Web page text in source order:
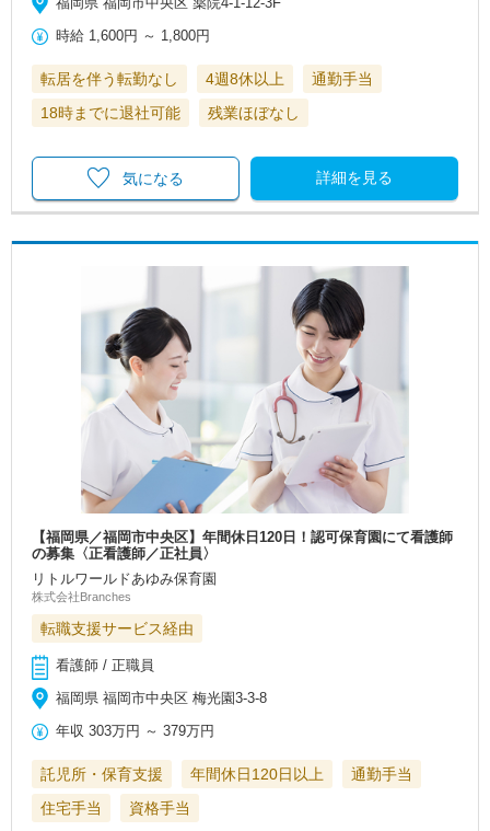
時給 1,600円 ～ 1,800円
転居を伴う転勤なし 4週8休以上
通勤手当
18時までに退社可能
残業ほぼなし
詳細を見る
気になる
【福岡県／福岡市中央区】年間休日120日！認可保育園にて看護師
の募集〈正看護師／正社員〉
リトルワールドあゆみ保育園
株式会社Branches
転職支援サービス経由
看護師 / 正職員
福岡県 福岡市中央区 梅光園3-3-8
年収 303万円 ～379万円
託児所・保育支援 年間休日120日以上
通勤手当
住宅手当
資格手当